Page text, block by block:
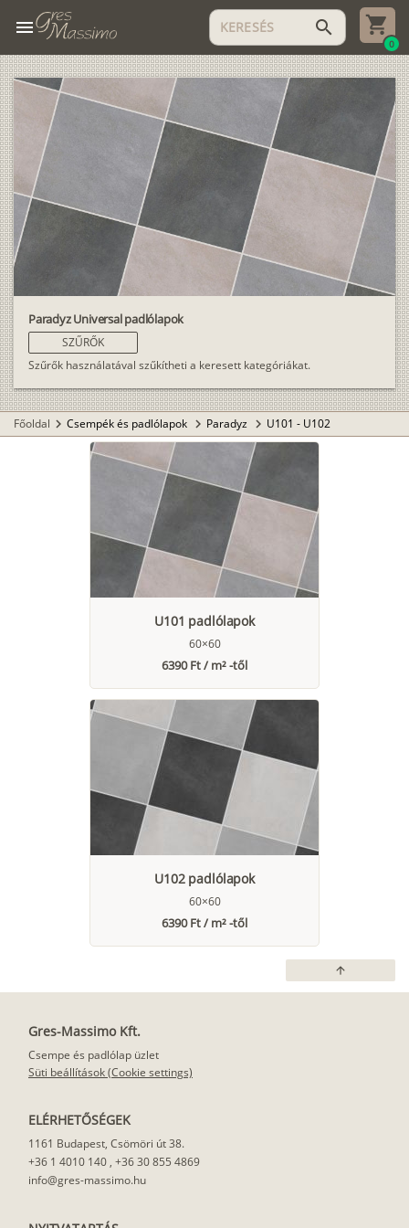
menu search
0
Paradyz Universal padlólapok
SZŰRŐK
Szűrők használatával szűkítheti a keresett kategóriákat.
Főoldal chevron_right Csempék és padlólapok chevron_right Paradyz chevron_right U101 - U102
U101 padlólapok
60×60
6390 Ft / m² -től
U102 padlólapok
60×60
6390 Ft / m² -től
arrow_upward
Gres-Massimo Kft.
Csempe és padlólap üzlet
Süti beállítások (Cookie settings)
ELÉRHETŐSÉGEK
1161 Budapest, Csömöri út 38.
+36 1 4010 140 , +36 30 855 4869
info@gres-massimo.hu